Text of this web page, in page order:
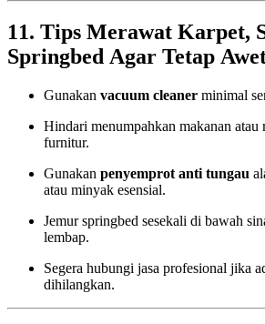
11. Tips Merawat Karpet,
Springbed Agar Tetap
Gunakan vacuum cleaner minimal
Hindari menumpahkan makanan atau
furnitur.
Gunakan penyemprot anti tungau
atau minyak esensial.
Jemur springbed sesekali di bawah
lembap.
Segera hubungi jasa profesional jika
dihilangkan.